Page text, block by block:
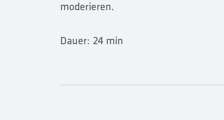
moderieren.
Dauer: 24 min